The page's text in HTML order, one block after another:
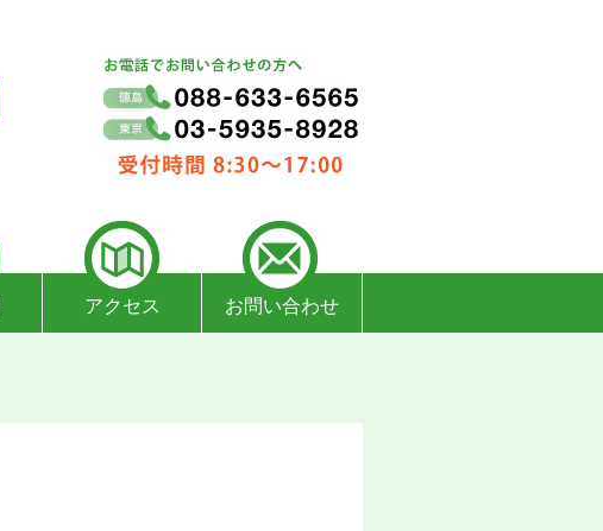
アクセス お問い合わせ